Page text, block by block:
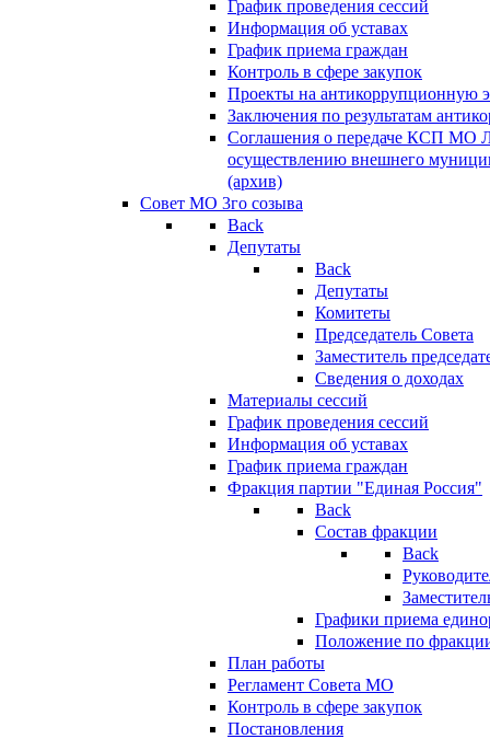
График проведения сессий
Информация об уставах
График приема граждан
Контроль в сфере закупок
Проекты на антикоррупционную
Заключения по результатам
Соглашения о передаче КСП МО
осуществлению внешнего
(архив)
Совет МО 3го созыва
Back
Депутаты
Back
Депутаты
Комитеты
Председатель Совета
Заместитель
Сведения о доходах
Материалы сессий
График проведения сессий
Информация об уставах
График приема граждан
Фракция партии "Единая Россия"
Back
Состав фракции
Back
Графики приема
Положение по
План работы
Регламент Совета МО
Контроль в сфере закупок
Постановления